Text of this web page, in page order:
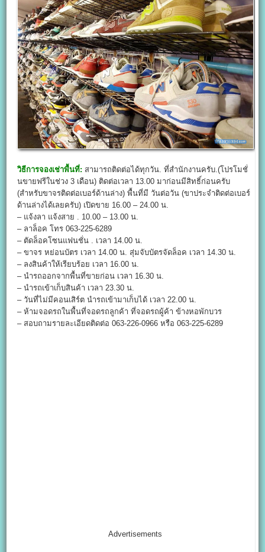
วิธีการจองเช่าพื้นที่: สามารถติดต่อได้ทุกวัน. ที่สำนักงานครับ.(โปรโมชั่
นขายฟรีในช่วง 3 เดือน) ติดต่อเวลา 13.00 มาก่อนมีสิทธิ์ก่อนครับ
(สำหรับขาจรติดต่อเบอร์ด้านล่าง) พื้นที่มี วันต่อวัน (ขาประจำติดต่อเบอร์
ด้านล่างได้เลยครับ) เปิดขาย 16.00 – 24.00 น.
– แจ้งลา แจ้งสาย . 10.00 – 13.00 น.
– ลาล็อค โทร 063-225-6289
– ตัดล็อคโซนแฟนชั่น . เวลา 14.00 น.
– ขาจร หย่อนบัตร เวลา 14.00 น. สุ่มจับบัตรจัดล็อค เวลา 14.30 น.
– ลงสินค้าให้เรียบร้อย เวลา 16.00 น.
– นำรถออกจากพื้นที่ขายก่อน เวลา 16.30 น.
– นำรถเข้าเก็บสินค้า เวลา 23.30 น.
– วันที่ไม่มีคอนเสิร์ต นำรถเข้ามาเก็บได้ เวลา 22.00 น.
– ห้ามจอดรถในพื้นที่จอดรถลูกค้า ที่จอดรถผู้ค้า ข้างหอพักบวร
– สอบถามรายละเอียดติดต่อ 063-226-0966 หรือ 063-225-6289
Advertisements